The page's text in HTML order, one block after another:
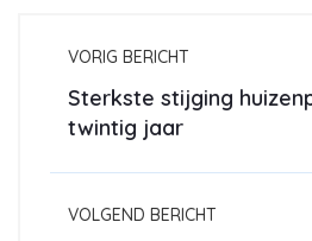
VORIG BERICHT
Sterkste stijging
twintig jaar
VOLGEND BERICHT